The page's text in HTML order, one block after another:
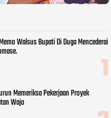
Walsus Bupati Di Duga Mencederai
Memeriksa Pekerjaan Proyek
Wajo